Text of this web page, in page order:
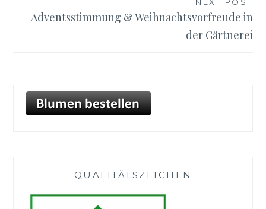
Adventsstimmung & Weihnachtsvorfreude in
der Gärtnerei
QUALITÄTSZEICHEN